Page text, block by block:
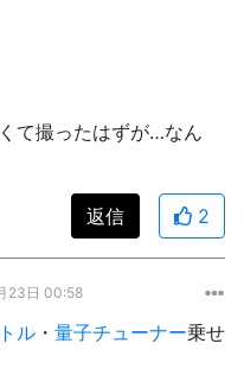
て撮ったはずが…なん
返信 2
23日 00:58
ル ・ 量子チューナー乗せ